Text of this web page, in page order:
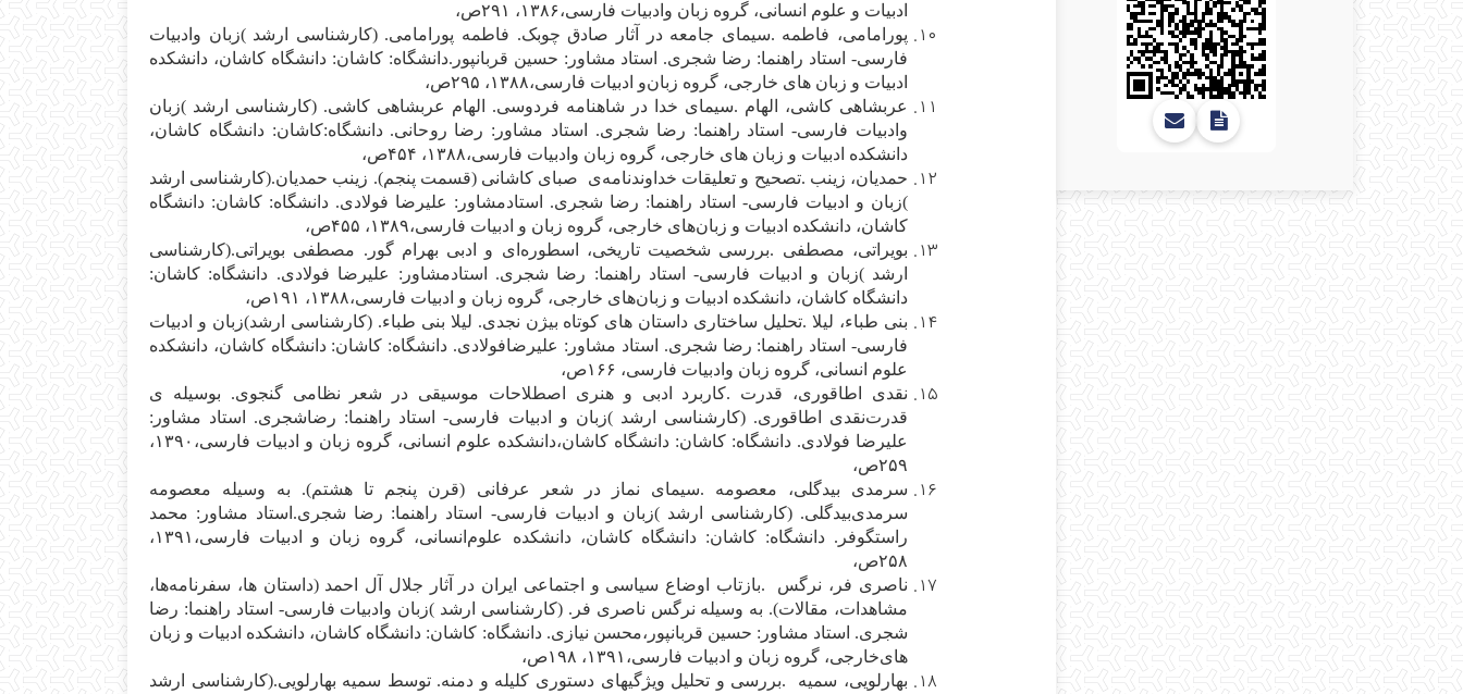
ادب‍ی‍ات‌ و ع‍ل‍وم‌ ان‍س‍ان‍ی‌، گ‍روه‌ زب‍ان‌ وادب‍ی‍ات‌ ف‍ارس‍ی‌،۱۳۸۶، ۲۹۱ص‌،
پ‍ورام‍ام‍ی‌، ف‍اطم‍ه‌ .س‍ی‍م‍ای‌ ج‍ام‍ع‍ه‌ در آث‍ار ص‍ادق‌ چ‍وب‍ک‌. ف‍اطم‍ه‌ پ‍ورام‍ام‍ی‌. (ک‍ارش‍ن‍اس‍ی‌ ارش‍د )زب‍ان‌ وادب‍ی‍ات‌
ف‍ارس‍ی‌- اس‍ت‍اد راه‍ن‍م‍ا: رض‍ا ش‍ج‍ری‌. اس‍ت‍اد م‍ش‍اور: ح‍س‍ی‍ن‌ ق‍رب‍ان‍پ‍ور.دان‍ش‍گ‍اه‌: ک‍اش‍ان‌: دان‍ش‍گ‍اه‌ ک‍اش‍ان‌، دان‍ش‍ک‍ده‌
ادب‍ی‍ات‌ و زب‍ان‌ ه‍ای‌ خ‍ارج‍ی‌، گ‍روه‌ زب‍ان‌و ادب‍ی‍ات‌ ف‍ارس‍ی‌،۱۳۸۸، ۲۹۵ص‌،
ع‍رب‍ش‍اه‍ی‌ ک‍اش‍ی‌، ال‍ه‍ام‌ .س‍ی‍م‍ای‌ خ‍دا در ش‍اه‍ن‍ام‍ه‌ ف‍ردوس‍ی‌. ال‍ه‍ام‌ ع‍رب‍ش‍اه‍ی‌ ک‍اش‍ی‌. (ک‍ارش‍ن‍اس‍ی‌ ارش‍د )زب‍ان‌
وادب‍ی‍ات‌ ف‍ارس‍ی‌- اس‍ت‍اد راه‍ن‍م‍ا: رض‍ا ش‍ج‍ری‌. اس‍ت‍اد م‍ش‍اور: رض‍ا روح‍ان‍ی‌. دان‍ش‍گ‍اه‌:ک‍اش‍ان‌: دان‍ش‍گ‍اه‌ ک‍اش‍ان‌،
دان‍ش‍ک‍ده‌ ادب‍ی‍ات‌ و زب‍ان‌ ه‍ای‌ خ‍ارج‍ی‌، گ‍روه‌ زب‍ان‌ وادب‍ی‍ات‌ ف‍ارس‍ی‌،۱۳۸۸، ۴۵۴ص‌،
ح‍م‍دی‍ان‌، زی‍ن‍ب‌ .ت‍ص‍ح‍ی‍ح‌ و ت‍ع‍ل‍ی‍ق‍ات‌ خ‍داون‍دن‍ام‍ه‌ی‌ ص‍ب‍ای‌ ک‍اش‍ان‍ی‌ (ق‍س‍م‍ت‌ پ‍ن‍ج‍م‌). زی‍ن‍ب‌ ح‍م‍دی‍ان‌.(ک‍ارش‍ن‍اس‍ی‌ ارش‍د
)زب‍ان‌ و ادب‍ی‍ات‌ ف‍ارس‍ی‌- اس‍ت‍اد راه‍ن‍م‍ا: رض‍ا ش‍ج‍ری‌. اس‍ت‍ادم‍ش‍اور: ع‍ل‍ی‍رض‍ا ف‍ولادی‌. دان‍ش‍گ‍اه‌: ک‍اش‍ان‌: دان‍ش‍گ‍اه‌
ک‍اش‍ان‌، دان‍ش‍ک‍ده‌ ادب‍ی‍ات‌ و زب‍ان‌ه‍ای‌ خ‍ارج‍ی‌، گ‍روه‌ زب‍ان‌ و ادب‍ی‍ات‌ ف‍ارس‍ی‌،۱۳۸۹، ۴۵۵ص‌،
ب‍وی‍رات‍ی‌، م‍ص‍طف‍ی‌ .ب‍ررس‍ی‌ ش‍خ‍ص‍ی‍ت‌ ت‍اری‍خ‍ی‌، اس‍طوره‌ای‌ و ادب‍ی‌ ب‍ه‍رام‌ گ‍ور. م‍ص‍طف‍ی‌ ب‍وی‍رات‍ی‌.(ک‍ارش‍ن‍اس‍ی‌
ارش‍د )زب‍ان‌ و ادب‍ی‍ات‌ ف‍ارس‍ی‌- اس‍ت‍اد راه‍ن‍م‍ا: رض‍ا ش‍ج‍ری‌. اس‍ت‍ادم‍ش‍اور: ع‍ل‍ی‍رض‍ا ف‍ولادی‌. دان‍ش‍گ‍اه‌: ک‍اش‍ان‌:
دان‍ش‍گ‍اه‌ ک‍اش‍ان‌، دان‍ش‍ک‍ده‌ ادب‍ی‍ات‌ و زب‍ان‌ه‍ای‌ خ‍ارج‍ی‌، گ‍روه‌ زب‍ان‌ و ادب‍ی‍ات‌ ف‍ارس‍ی‌،۱۳۸۸، ۱۹۱ص‌،
ب‍ن‍ی‌ طب‍اء، ل‍ی‍لا.ت‍ح‍ل‍ی‍ل‌ س‍اخ‍ت‍اری‌ داس‍ت‍ان‌ ه‍ای‌ ک‍وت‍اه‌ ب‍ی‍ژن‌ ن‍ج‍دی‌. ل‍ی‍لا ب‍ن‍ی‌ طب‍اء. (ک‍ارش‍ن‍اس‍ی‌ ارش‍د)زب‍ان‌ و ادب‍ی‍ات‌
ف‍ارس‍ی‌- اس‍ت‍اد راه‍ن‍م‍ا: رض‍ا ش‍ج‍ری‌. اس‍ت‍اد م‍ش‍اور: ع‍ل‍ی‍رض‍اف‍ولادی‌. دان‍ش‍گ‍اه‌: ک‍اش‍ان‌: دان‍ش‍گ‍اه‌ ک‍اش‍ان‌، دان‍ش‍ک‍ده‌
ع‍ل‍وم‌ ان‍س‍ان‍ی‌، گ‍روه‌ زب‍ان‌ وادب‍ی‍ات‌ ف‍ارس‍ی‌، ۱۶۶ص‌،
ن‍ق‍دی‌ اطاق‍وری‌، ق‍درت‌ .ک‍ارب‍رد ادب‍ی‌ و ه‍ن‍ری‌ اص‍طلاح‍ات‌ م‍وس‍ی‍ق‍ی‌ در ش‍ع‍ر ن‍ظام‍ی‌ گ‍ن‍ج‍وی‌. ب‍وس‍ی‍ل‍ه‌ ی‌
ق‍درت‌ن‍ق‍دی‌ اطاق‍وری‌. (ک‍ارش‍ن‍اس‍ی‌ ارش‍د )زب‍ان‌ و ادب‍ی‍ات‌ ف‍ارس‍ی‌- اس‍ت‍اد راه‍ن‍م‍ا: رض‍اش‍ج‍ری‌. اس‍ت‍اد م‍ش‍اور:
ع‍ل‍ی‍رض‍ا ف‍ولادی‌. دان‍ش‍گ‍اه‌: ک‍اش‍ان‌: دان‍ش‍گ‍اه‌ ک‍اش‍ان‌،دان‍ش‍ک‍ده‌ ع‍ل‍وم‌ ان‍س‍ان‍ی‌، گ‍روه‌ زب‍ان‌ و ادب‍ی‍ات‌ ف‍ارس‍ی‌،۱۳۹۰،
۲۵۹ص‌،
س‍رم‍دی‌ ب‍ی‍دگ‍ل‍ی‌، م‍ع‍ص‍وم‍ه‌ .س‍ی‍م‍ای‌ ن‍م‍از در ش‍ع‍ر ع‍رف‍ان‍ی‌ (ق‍رن‌ پ‍ن‍ج‍م‌ ت‍ا ه‍ش‍ت‍م‌). ب‍ه‌ وس‍ی‍ل‍ه‌ م‍ع‍ص‍وم‍ه‌
س‍رم‍دی‌ب‍ی‍دگ‍ل‍ی‌. (ک‍ارش‍ن‍اس‍ی‌ ارش‍د )زب‍ان‌ و ادب‍ی‍ات‌ ف‍ارس‍ی‌- اس‍ت‍اد راه‍ن‍م‍ا: رض‍ا ش‍ج‍ری‌.اس‍ت‍اد م‍ش‍اور: م‍ح‍م‍د
راس‍ت‍گ‍وف‍ر. دان‍ش‍گ‍اه‌: ک‍اش‍ان‌: دان‍ش‍گ‍اه‌ ک‍اش‍ان‌، دان‍ش‍ک‍ده‌ ع‍ل‍وم‌ان‍س‍ان‍ی‌، گ‍روه‌ زب‍ان‌ و ادب‍ی‍ات‌ ف‍ارس‍ی‌،۱۳۹۱،
۲۵۸ص‌،
ن‍اص‍ری‌ ف‍ر، ن‍رگ‍س‌ .ب‍ازت‍اب‌ اوض‍اع‌ س‍ی‍اس‍ی‌ و اج‍ت‍م‍اع‍ی‌ ای‍ران‌ در آث‍ار ج‍لال‌ آل‌ اح‍م‍د (داس‍ت‍ان‌ ه‍ا، س‍ف‍رن‍ام‍ه‌ه‍ا،
م‍ش‍اه‍دات‌، م‍ق‍الات‌). ب‍ه‌ وس‍ی‍ل‍ه‌ ن‍رگ‍س‌ ن‍اص‍ری‌ ف‍ر. (ک‍ارش‍ن‍اس‍ی‌ ارش‍د )زب‍ان‌ وادب‍ی‍ات‌ ف‍ارس‍ی‌- اس‍ت‍اد راه‍ن‍م‍ا: رض‍ا
ش‍ج‍ری‌. اس‍ت‍اد م‍ش‍اور: ح‍س‍ی‍ن‌ ق‍رب‍ان‍پ‍ور،م‍ح‍س‍ن‌ ن‍ی‍ازی‌. دان‍ش‍گ‍اه‌: ک‍اش‍ان‌: دان‍ش‍گ‍اه‌ ک‍اش‍ان‌، دان‍ش‍ک‍ده‌ ادب‍ی‍ات‌ و زب‍ان‌
ه‍ای‌خ‍ارج‍ی‌، گ‍روه‌ زب‍ان‌ و ادب‍ی‍ات‌ ف‍ارس‍ی‌،۱۳۹۱، ۱۹۸ص‌،
ب‍ه‍ارل‍وی‍ی‌، س‍م‍ی‍ه‌ .ب‍ررس‍ی‌ و ت‍ح‍ل‍ی‍ل‌ وی‍ژگ‍ی‍ه‍ای‌ دس‍ت‍وری‌ ک‍ل‍ی‍ل‍ه‌ و دم‍ن‍ه‌. ت‍وس‍ط س‍م‍ی‍ه‌ ب‍ه‍ارل‍وی‍ی‌.(ک‍ارش‍ن‍اس‍ی‌ ارش‍د